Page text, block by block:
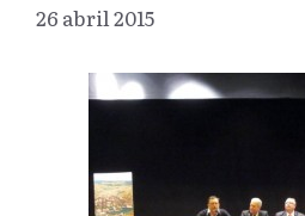
26 abril 2015